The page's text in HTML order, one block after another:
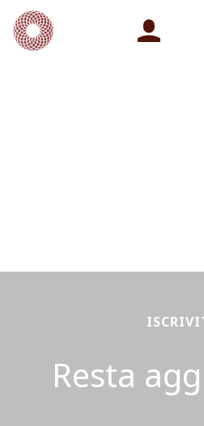
Resta